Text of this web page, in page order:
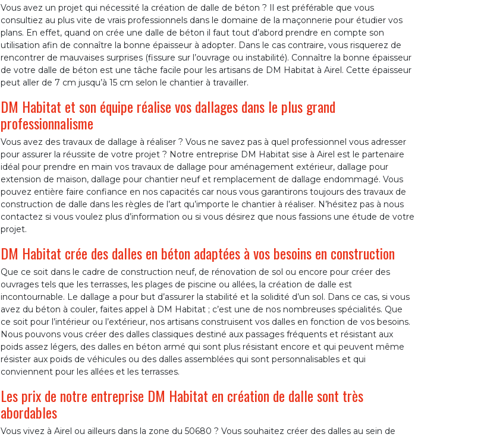
Vous avez un projet qui nécessité la création de dalle de béton ? Il est préférable que vous
consultiez au plus vite de vrais professionnels dans le domaine de la maçonnerie pour étudier vos
plans. En effet, quand on crée une dalle de béton il faut tout d’abord prendre en compte son
utilisation afin de connaître la bonne épaisseur à adopter. Dans le cas contraire, vous risquerez de
rencontrer de mauvaises surprises (fissure sur l’ouvrage ou instabilité). Connaître la bonne épaisseur
de votre dalle de béton est une tâche facile pour les artisans de DM Habitat à Airel. Cette épaisseur
peut aller de 7 cm jusqu’à 15 cm selon le chantier à travailler.
DM Habitat et son équipe réalise vos dallages dans le plus grand
professionnalisme
Vous avez des travaux de dallage à réaliser ? Vous ne savez pas à quel professionnel vous adresser
pour assurer la réussite de votre projet ? Notre entreprise DM Habitat sise à Airel est le partenaire
idéal pour prendre en main vos travaux de dallage pour aménagement extérieur, dallage pour
extension de maison, dallage pour chantier neuf et remplacement de dallage endommagé. Vous
pouvez entière faire confiance en nos capacités car nous vous garantirons toujours des travaux de
construction de dalle dans les règles de l’art qu’importe le chantier à réaliser. N’hésitez pas à nous
contactez si vous voulez plus d’information ou si vous désirez que nous fassions une étude de votre
projet.
DM Habitat crée des dalles en béton adaptées à vos besoins en construction
Que ce soit dans le cadre de construction neuf, de rénovation de sol ou encore pour créer des
ouvrages tels que les terrasses, les plages de piscine ou allées, la création de dalle est
incontournable. Le dallage a pour but d’assurer la stabilité et la solidité d’un sol. Dans ce cas, si vous
avez du béton à couler, faites appel à DM Habitat ; c’est une de nos nombreuses spécialités. Que
ce soit pour l’intérieur ou l’extérieur, nos artisans construisent vos dalles en fonction de vos besoins.
Nous pouvons vous créer des dalles classiques destiné aux passages fréquents et résistant aux
poids assez légers, des dalles en béton armé qui sont plus résistant encore et qui peuvent même
résister aux poids de véhicules ou des dalles assemblées qui sont personnalisables et qui
conviennent pour les allées et les terrasses.
Les prix de notre entreprise DM Habitat en création de dalle sont très
abordables
Vous vivez à Airel ou ailleurs dans la zone du 50680 ? Vous souhaitez créer des dalles au sein de